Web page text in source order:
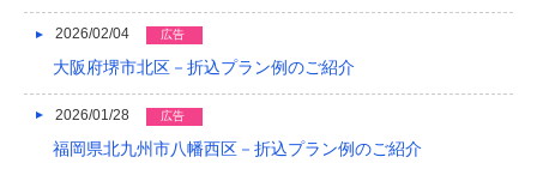
2021/03
2020/12
2020/08
2026/02/04 広告
大阪府堺市北区－折込プラン例のご紹介
2026/01/28 広告
福岡県北九州市八幡西区－折込プラン例のご紹介